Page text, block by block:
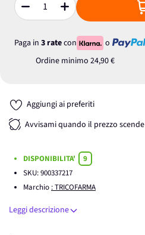
Quantità
Paga in 3 ratecon
o
Ordine minimo 24,90 €
Aggiungi ai preferiti
Avvisami quando il prezzo scende
DISPONIBILITA'
9
SKU:900337217
Marchio : TRICOFARMA
Leggi descrizione